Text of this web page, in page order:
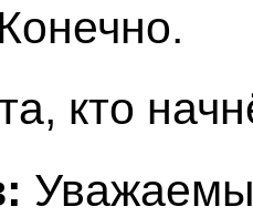
Конечно.
кто